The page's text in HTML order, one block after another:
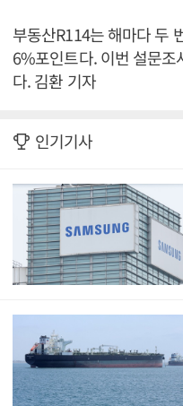
부동산R114는 해마다 두
6%포인트다. 이번 설문
다. 김환 기자
인기기사